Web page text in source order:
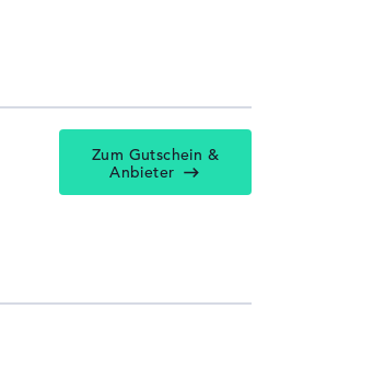
Zum Gutschein &
Anbieter